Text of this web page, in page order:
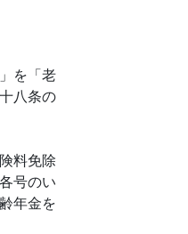
を「老
八条の
料免除
号のい
年金を